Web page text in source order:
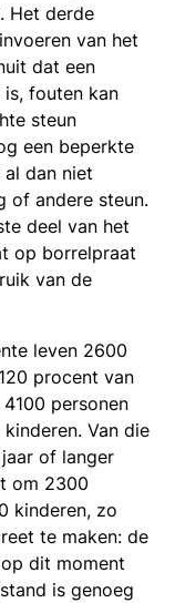
Het derde
van het
dat een
is, fouten kan
steun
een beperkte
dan niet
of andere steun.
deel van het
op borrelpraat
van de
leven 2600
procent van
personen
Van die
of langer
om 2300
kinderen, zo
te maken: de
dit moment
is genoeg